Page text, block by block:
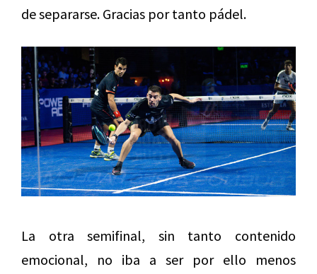
de separarse. Gracias por tanto pádel.
La otra semifinal, sin tanto contenido
emocional, no iba a ser por ello menos